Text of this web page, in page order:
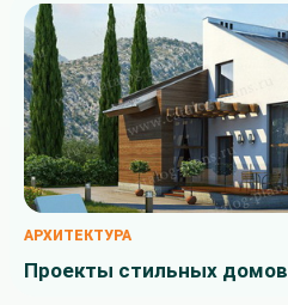
АРХИТЕКТУРА
Проекты стильных домов